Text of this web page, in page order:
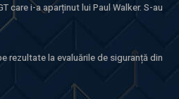
care i-a aparținut lui Paul Walker. S-au
rezultate la evaluările de siguranță din